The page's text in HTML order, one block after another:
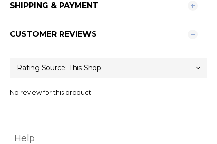
SHIPPING & PAYMENT
CUSTOMER REVIEWS
No review for this product
Help